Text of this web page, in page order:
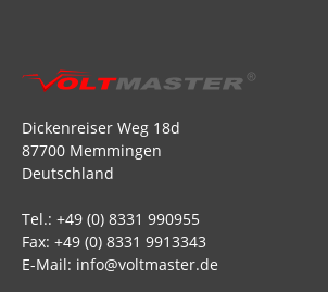
Dickenreiser Weg 18d
87700 Memmingen
Deutschland
Tel.: +49 (0) 8331 990955
Fax: +49 (0) 8331 9913343
E-Mail: info@voltmaster.de